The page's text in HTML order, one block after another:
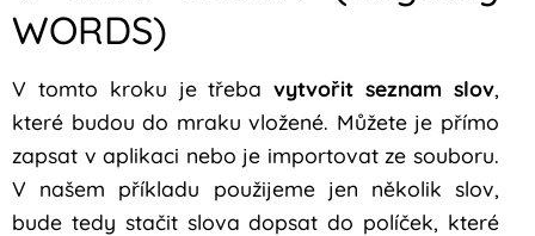
WORDS)
V tomto kroku je třebavytvořit seznam slov,
které budou do mraku vložené. Můžete je přímo
zapsat v aplikaci nebo je importovat ze souboru.
V našem příkladu použijeme jen několik slov,
bude tedy stačit slova dopsat do políček, které